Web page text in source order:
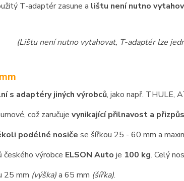
T-adaptér zasune a lištu není nutno
(Lištu není nutno vytahovat, T-adaptér lze
s adaptéry jiných výrobců, jako např. THULE,
což zaručuje vynikající přilnavost a
podélné nosiče se šířkou 25 - 60 mm a
českého výrobce ELSON Auto je 100 kg. Celý
25 mm (výška)a 65 mm (šířka).